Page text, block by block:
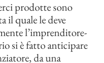
prodotte sono
il quale le deve
l’imprenditore-
si è fatto anticipare
da una